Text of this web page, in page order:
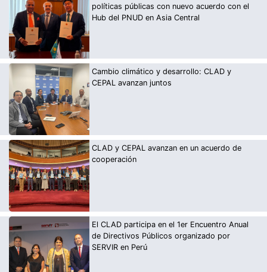
políticas públicas con nuevo acuerdo con el
Hub del PNUD en Asia Central
Cambio climático y desarrollo: CLAD y
CEPAL avanzan juntos
CLAD y CEPAL avanzan en un acuerdo de
cooperación
El CLAD participa en el 1er Encuentro Anual
de Directivos Públicos organizado por
SERVIR en Perú